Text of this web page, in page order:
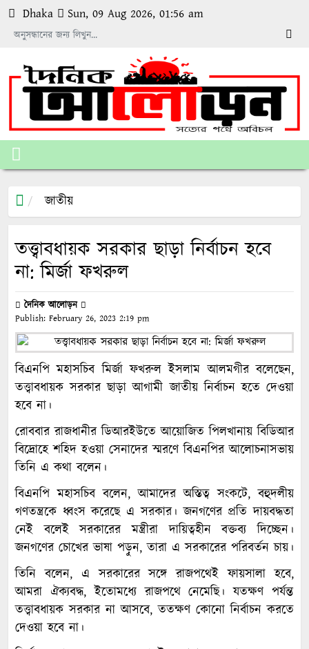
Dhaka Sun, 09 Aug 2026, 01:56 am
জাতীয়
তত্ত্বাবধায়ক সরকার ছাড়া নির্বাচন হবে
না: মির্জা ফখরুল
দৈনিক আলোড়ন
Publish: February 26, 2023 2:19 pm
বিএনপি মহাসচিব মির্জা ফখরুল ইসলাম আলমগীর বলেছেন,
তত্ত্বাবধায়ক সরকার ছাড়া আগামী জাতীয় নির্বাচন হতে দেওয়া
হবে না।
রোববার রাজধানীর ডিআরইউতে আয়োজিত পিলখানায় বিডিআর
বিদ্রোহে শহিদ হওয়া সেনাদের স্মরণে বিএনপির আলোচনাসভায়
তিনি এ কথা বলেন।
বিএনপি মহাসচিব বলেন, আমাদের অস্তিত্ব সংকটে, বহুদলীয়
গণতন্ত্রকে ধ্বংস করেছে এ সরকার। জনগণের প্রতি দায়বদ্ধতা
নেই বলেই সরকারের মন্ত্রীরা দায়িত্বহীন বক্তব্য দিচ্ছেন।
জনগণের চোখের ভাষা পড়ুন, তারা এ সরকারের পরিবর্তন চায়।
তিনি বলেন, এ সরকারের সঙ্গে রাজপথেই ফায়সালা হবে,
আমরা ঐক্যবদ্ধ, ইতোমধ্যে রাজপথে নেমেছি। যতক্ষণ পর্যন্ত
তত্ত্বাবধায়ক সরকার না আসবে, ততক্ষণ কোনো নির্বাচন করতে
দেওয়া হবে না।